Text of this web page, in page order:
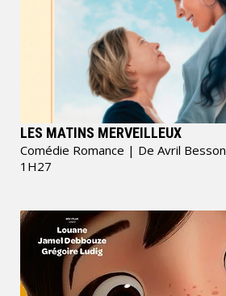
LES MATINS MERVEILLEUX
Comédie Romance | De Avril Besson
1H27